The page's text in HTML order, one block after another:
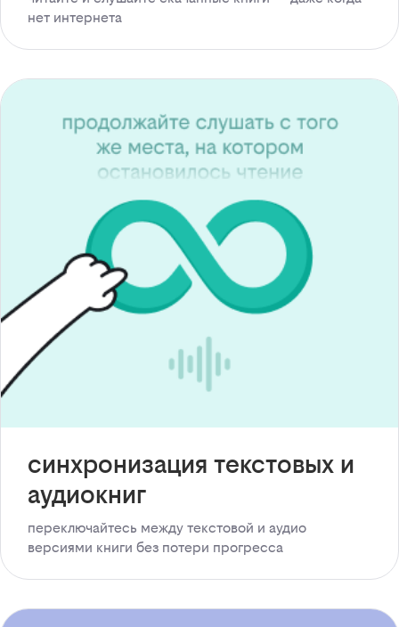
нет интернета
синхронизация текстовых и
аудиокниг
переключайтесь между текстовой и аудио
версиями книги без потери прогресса